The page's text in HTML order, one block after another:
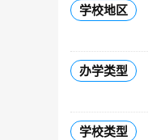
学校地区
办学类型
学校类型